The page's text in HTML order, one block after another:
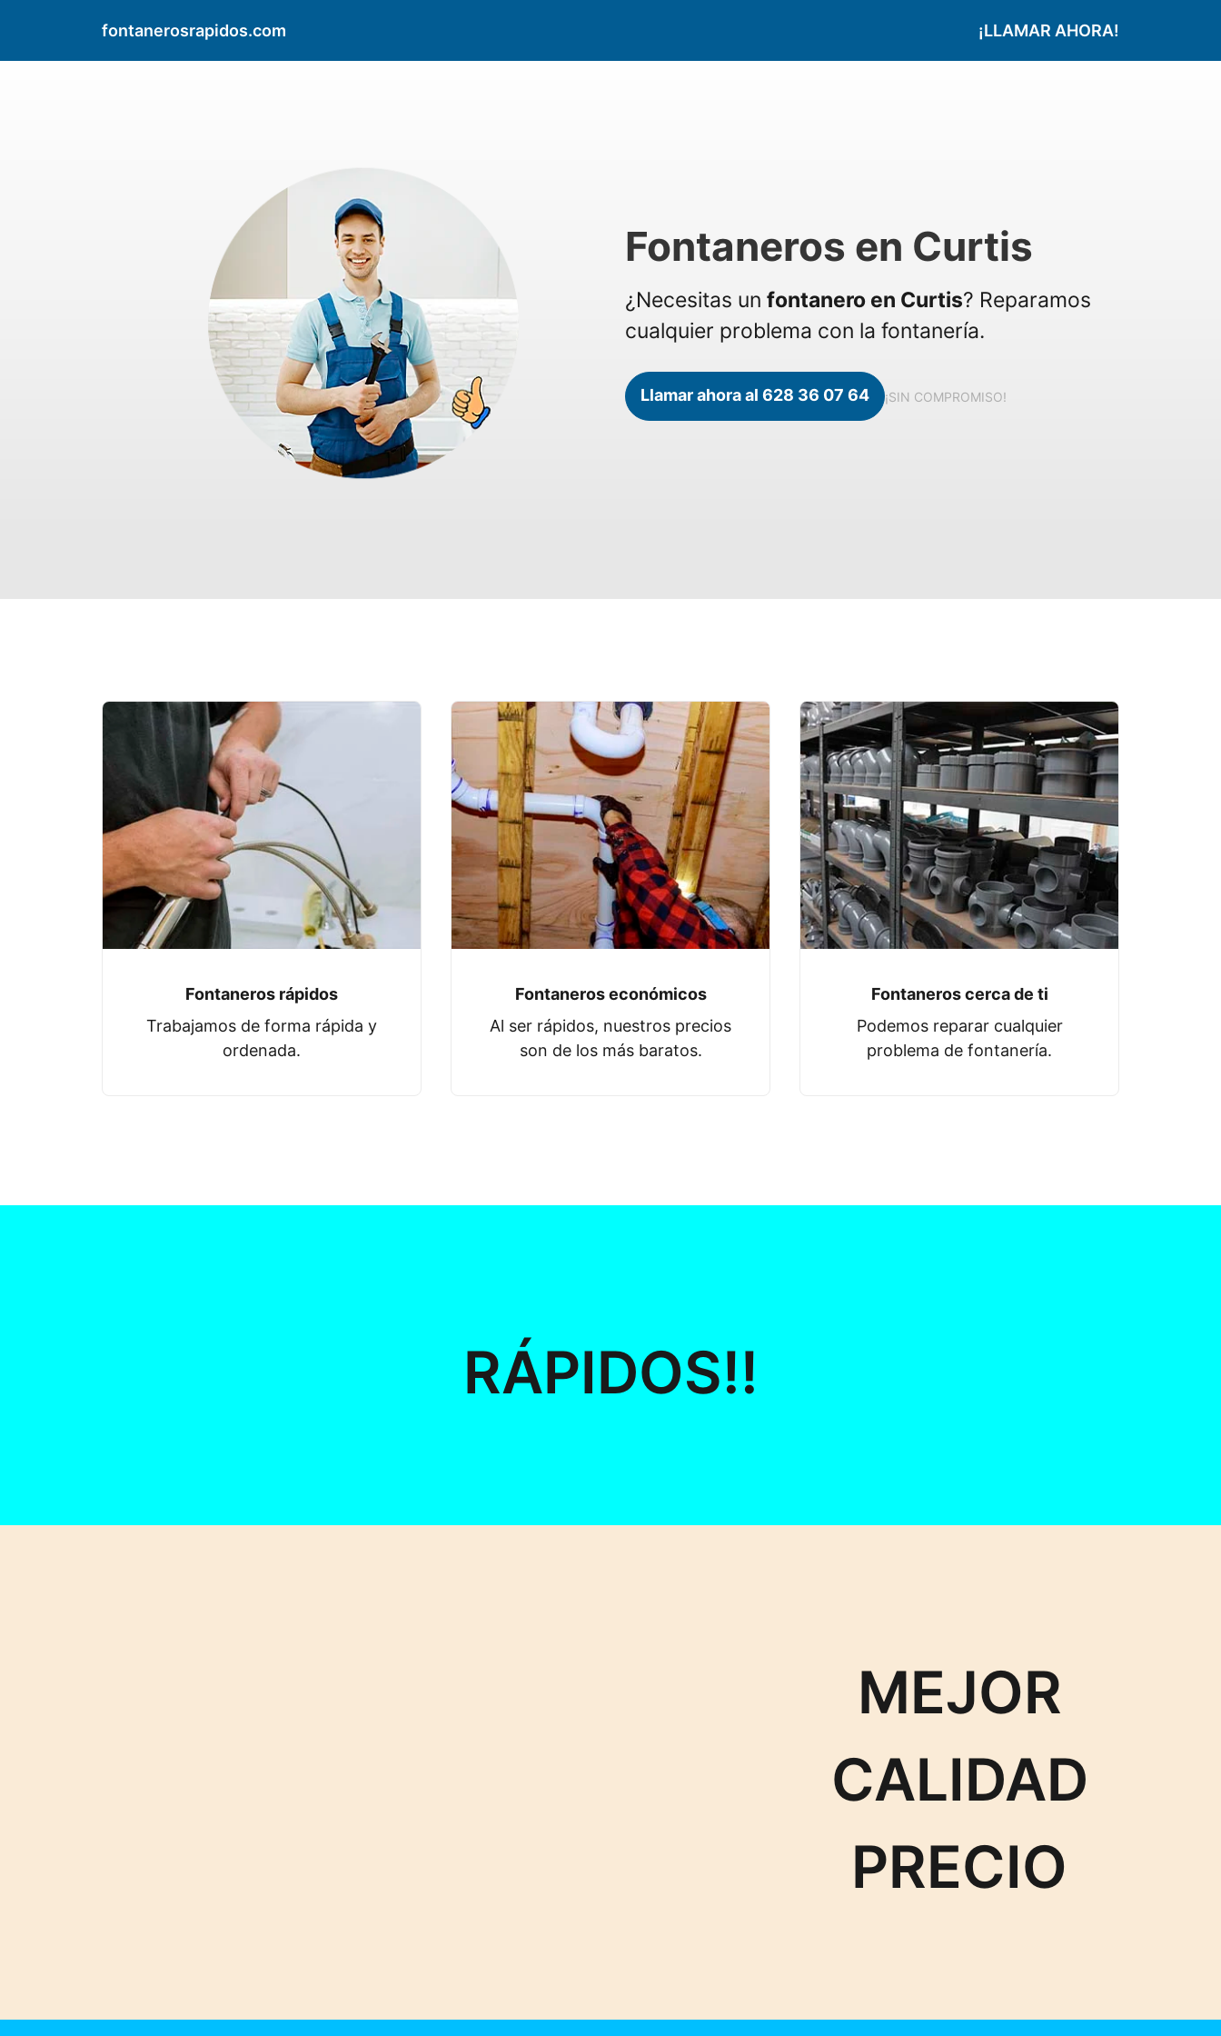
fontanerosrapidos.com ¡LLAMAR AHORA!
Fontaneros en Curtis
¿Necesitas un fontanero en Curtis? Reparamos
cualquier problema con la fontanería.
Llamar ahora al 628 36 07 64 ¡SIN COMPROMISO!
Fontaneros rápidos
Trabajamos de forma rápida y
ordenada.
Fontaneros económicos
Al ser rápidos, nuestros precios
son de los más baratos.
Fontaneros cerca de ti
Podemos reparar cualquier
problema de fontanería.
RÁPIDOS!!
MEJOR
CALIDAD
PRECIO